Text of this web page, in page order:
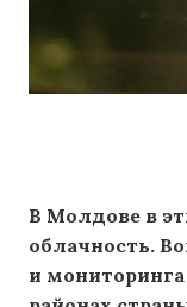
В Молдове в
облачность.
и